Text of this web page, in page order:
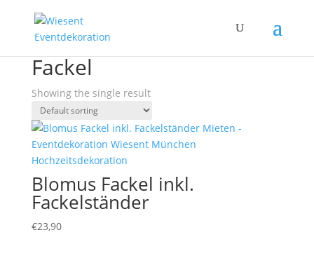
Fackel
Showing the single result
Blomus Fackel inkl.
Fackelständer
€23,90